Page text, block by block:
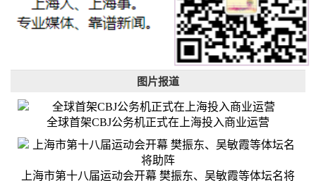
图片报道
全球首架CBJ公务机正式在上海投入商业运营
上海市第十八届运动会开幕 樊振东、吴敏霞等体坛名将